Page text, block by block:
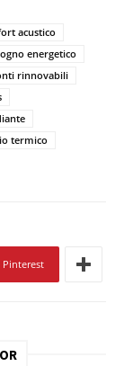
acustico
energetico
rinnovabili
termico
Pinterest